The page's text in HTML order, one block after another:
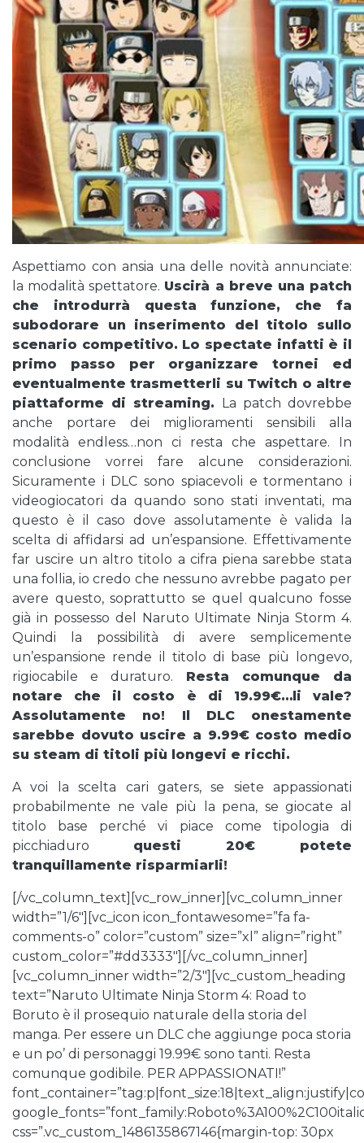
Aspettiamo con ansia una delle novità annunciate:
la modalità spettatore. Uscirà a breve una patch
che introdurrà questa funzione, che fa
subodorare un inserimento del titolo sullo
scenario competitivo. Lo spectate infatti è il
primo passo per organizzare tornei ed
eventualmente trasmetterli su Twitch o altre
piattaforme di streaming. La patch dovrebbe
anche portare dei miglioramenti sensibili alla
modalità endless…non ci resta che aspettare. In
conclusione vorrei fare alcune considerazioni.
Sicuramente i DLC sono spiacevoli e tormentano i
videogiocatori da quando sono stati inventati, ma
questo è il caso dove assolutamente è valida la
scelta di affidarsi ad un’espansione. Effettivamente
far uscire un altro titolo a cifra piena sarebbe stata
una follia, io credo che nessuno avrebbe pagato per
avere questo, soprattutto se quel qualcuno fosse
già in possesso del Naruto Ultimate Ninja Storm 4.
Quindi la possibilità di avere semplicemente
un’espansione rende il titolo di base più longevo,
rigiocabile e duraturo. Resta comunque da
notare che il costo è di 19.99€…li vale?
Assolutamente no! Il DLC onestamente
sarebbe dovuto uscire a 9.99€ costo medio
su steam di titoli più longevi e ricchi.
A voi la scelta cari gaters, se siete appassionati
probabilmente ne vale più la pena, se giocate al
titolo base perché vi piace come tipologia di
picchiaduro questi 20€ potete
tranquillamente risparmiarli!
[/vc_column_text][vc_row_inner][vc_column_inner
width=”1/6″][vc_icon icon_fontawesome=”fa fa-
comments-o” color=”custom” size=”xl” align=”right”
custom_color=”#dd3333″][/vc_column_inner]
[vc_column_inner width=”2/3″][vc_custom_heading
text=”Naruto Ultimate Ninja Storm 4: Road to
Boruto è il prosequio naturale della storia del
manga. Per essere un DLC che aggiunge poca storia
e un po’ di personaggi 19.99€ sono tanti. Resta
comunque godibile. PER APPASSIONATI!”
css=”.vc_custom_1486135867146{margin-top: 30px